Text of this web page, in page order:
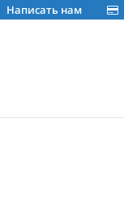
Написать нам